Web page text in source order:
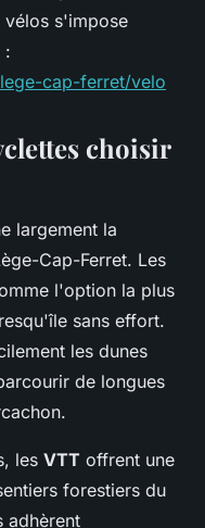
s'impose
:
cap-ferret/velo
choisir
largement la
Cap-Ferret. Les
l'option la plus
sans effort.
les dunes
de longues
les VTT offrent une
forestiers du
adhèrent